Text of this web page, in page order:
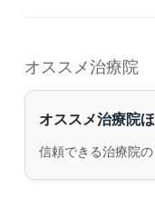
オススメ治療院
オススメ治療院
信頼できる治療院の